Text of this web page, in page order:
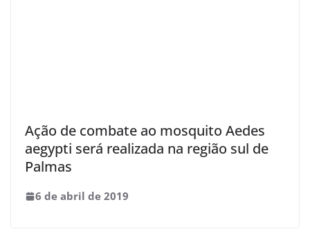
Ação de combate ao mosquito Aedes
aegypti será realizada na região sul de
Palmas
6 de abril de 2019